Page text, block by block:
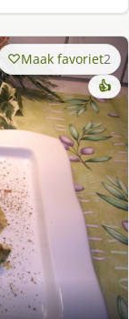
Maak favoriet2
👍